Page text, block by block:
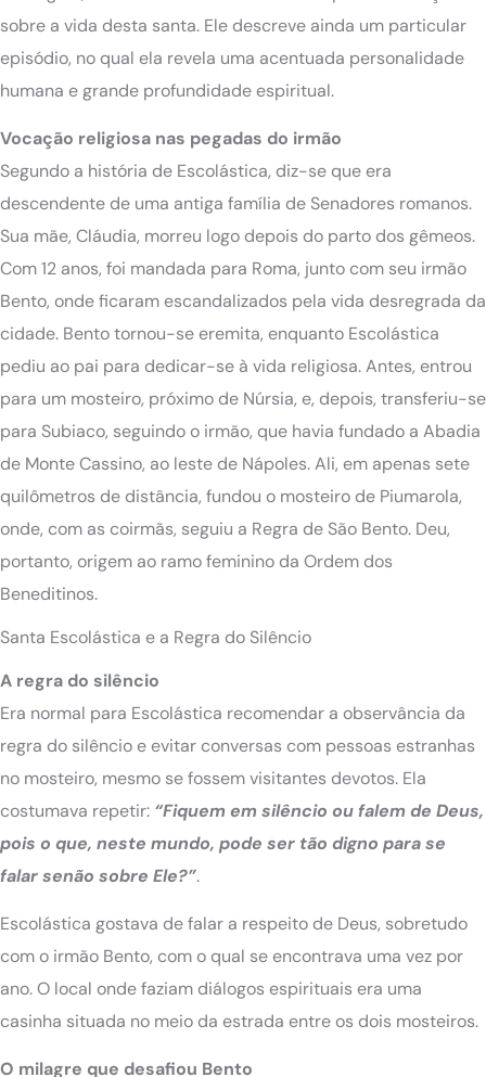
sobre a vida desta santa. Ele descreve ainda um particular
episódio, no qual ela revela uma acentuada personalidade
humana e grande profundidade espiritual.
Vocação religiosa nas pegadas do irmão
Segundo a história de Escolástica, diz-se que era
descendente de uma antiga família de Senadores romanos.
Sua mãe, Cláudia, morreu logo depois do parto dos gêmeos.
Com 12 anos, foi mandada para Roma, junto com seu irmão
Bento, onde ficaram escandalizados pela vida desregrada da
cidade. Bento tornou-se eremita, enquanto Escolástica
pediu ao pai para dedicar-se à vida religiosa. Antes, entrou
para um mosteiro, próximo de Núrsia, e, depois, transferiu-se
para Subiaco, seguindo o irmão, que havia fundado a Abadia
de Monte Cassino, ao leste de Nápoles. Ali, em apenas sete
quilômetros de distância, fundou o mosteiro de Piumarola,
onde, com as coirmãs, seguiu a Regra de São Bento. Deu,
portanto, origem ao ramo feminino da Ordem dos
Beneditinos.
Santa Escolástica e a Regra do Silêncio
A regra do silêncio
Era normal para Escolástica recomendar a observância da
regra do silêncio e evitar conversas com pessoas estranhas
no mosteiro, mesmo se fossem visitantes devotos. Ela
costumava repetir: “Fiquem em silêncio ou falem de Deus,
pois o que, neste mundo, pode ser tão digno para se
falar senão sobre Ele?”.
Escolástica gostava de falar a respeito de Deus, sobretudo
com o irmão Bento, com o qual se encontrava uma vez por
ano. O local onde faziam diálogos espirituais era uma
casinha situada no meio da estrada entre os dois mosteiros.
O milagre que desafiou Bento